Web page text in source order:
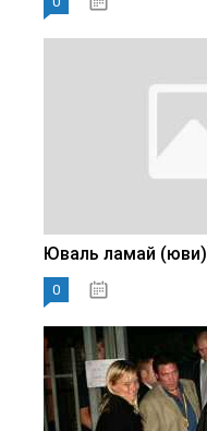
Юваль ламай (юви)
0